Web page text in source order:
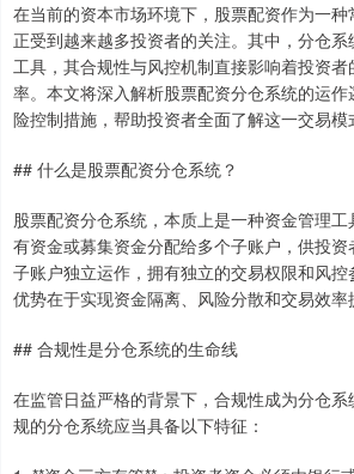
在当前的资本市场环境下，股票配资作为一种
正受到越来越多投资者的关注。其中，分仓
工具，其合规性与风控机制直接影响着投资
率。本文将深入解析股票配资分仓系统的运
险控制措施，帮助投资者全面了解这一交易模
## 什么是股票配资分仓系统？
股票配资分仓系统，本质上是一种资金管理
有资金或募集资金分配给多个子账户，供投
子账户独立运作，拥有独立的交易权限和风
优势在于实现资金隔离、风险分散和交易效率
## 合规性是分仓系统的生命线
在监管日益严格的背景下，合规性成为分仓
规的分仓系统应当具备以下特征：